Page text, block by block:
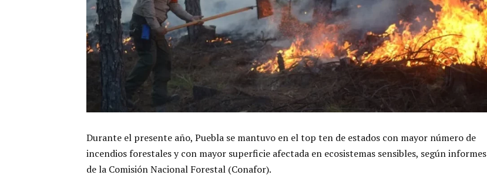
Durante el presente año, Puebla se mantuvo en el top ten de estados con mayor número de
incendios forestales y con mayor superficie afectada en ecosistemas sensibles, según informes
de la Comisión Nacional Forestal (Conafor).